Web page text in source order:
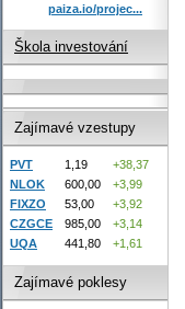
paiza.io/projec...
Škola investování
Zajímavé vzestupy
PVT 1,19
+38,37
NLOK
600,00
+3,99
FIXZO
53,00
+3,92
CZGCE
985,00
+3,14
UQA
441,80 +1,61
Zajímavé poklesy